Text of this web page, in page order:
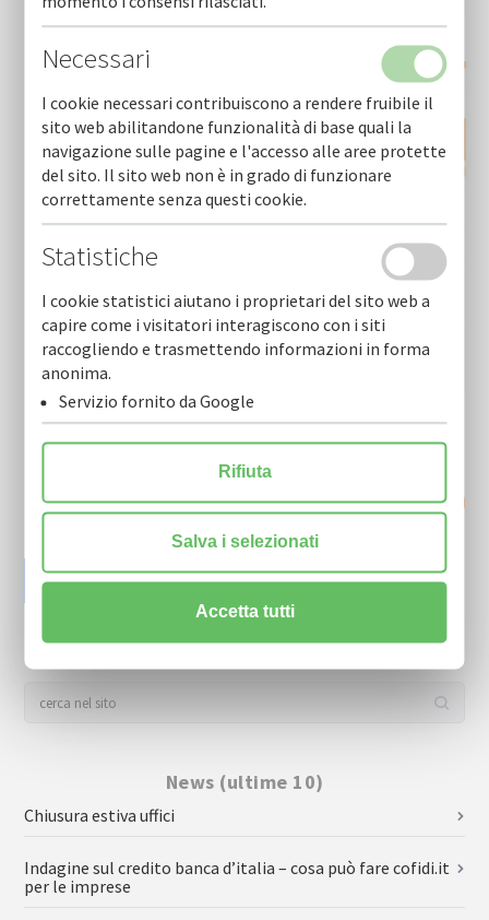
RICHIEDI INFORMAZIONI
News (ultime 10)
Chiusura estiva uffici
Indagine sul credito banca d’italia – cosa può fare cofidi.it
per le imprese
Necessari
I cookie necessari contribuiscono a rendere fruibile il
sito web abilitandone funzionalità di base quali la
navigazione sulle pagine e l'accesso alle aree protette
del sito. Il sito web non è in grado di funzionare
correttamente senza questi cookie.
Statistiche
I cookie statistici aiutano i proprietari del sito web a
capire come i visitatori interagiscono con i siti
raccogliendo e trasmettendo informazioni in forma
anonima.
Servizio fornito da Google
Rifiuta
Salva i selezionati
Accetta tutti